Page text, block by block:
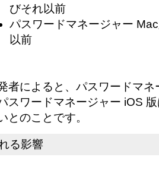
びそれ以前
パスワードマネージャー
以前
者によると、パスワードマ
スワードマネージャー iOS
とのことです。
る影響